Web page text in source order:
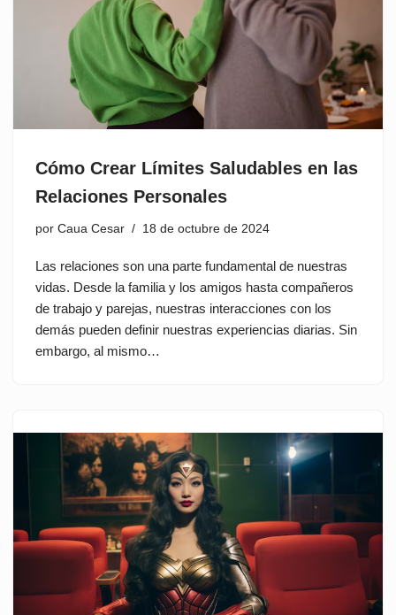
Cómo Crear Límites Saludables en las
Relaciones Personales
por Caua Cesar 18 de octubre de 2024
Las relaciones son una parte fundamental de nuestras
vidas. Desde la familia y los amigos hasta compañeros
de trabajo y parejas, nuestras interacciones con los
demás pueden definir nuestras experiencias diarias. Sin
embargo, al mismo…